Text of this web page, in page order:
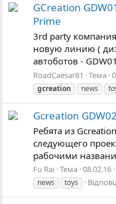
GCreation
Prime
3rd party
новую линию (
автоботов -
RoadCaesar81 Тема
gcreation
news
Gcreation
Ребята из
следующего
рабочими
Fu Rai Тема 08.02.16
news
toys